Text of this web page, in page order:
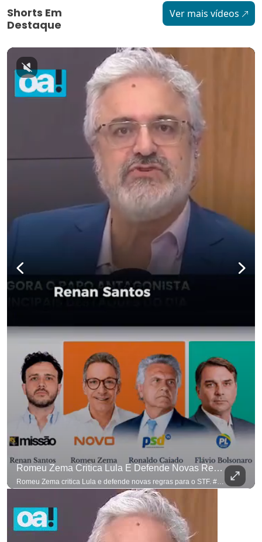
Shorts Em
Destaque
Ver mais vídeos
Romeu Zema Critica Lula E Defende Novas Regras Para O STF. #OAntagonista